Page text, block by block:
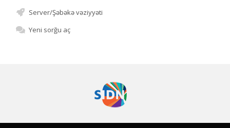
Server/Şəbəkə vəziyyəti
Yeni sorğu aç